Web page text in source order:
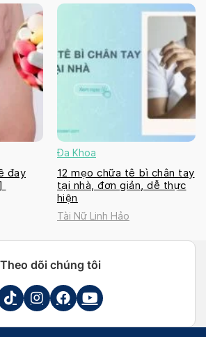
đay
Đa Khoa
12 mẹo chữa tê bì chân tay
tại nhà, đơn giản, dễ thực
hiện
Tài Nữ Linh Hảo
Theo dõi chúng tôi